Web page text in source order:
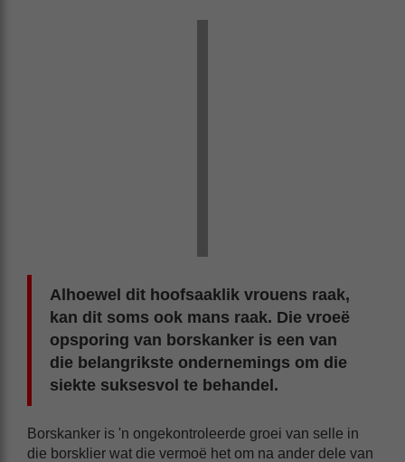
Alhoewel dit hoofsaaklik vrouens raak,
kan dit soms ook mans raak. Die vroeë
opsporing van borskanker is een van
die belangrikste ondernemings om die
siekte suksesvol te behandel.
Borskanker is 'n ongekontroleerde groei van selle in
die borsklier wat die vermoë het om na ander dele van